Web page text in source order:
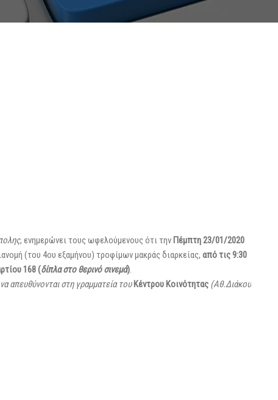
, ενημερώνει τους ωφελούμενους ότι την Πέμπτη 23/01/2020
(του 4ου εξαμήνου) τροφίμων μακράς διαρκείας, από τις 9:30
168(δίπλα στο θερινό σινεμά).
απευθύνονται στη γραμματεία του Κέντρου Κοινότητας (Αθ.Διάκου